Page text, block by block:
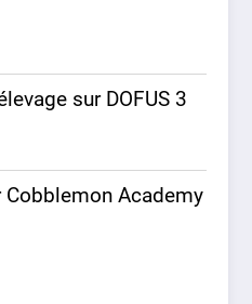
sur DOFUS 3
Academy